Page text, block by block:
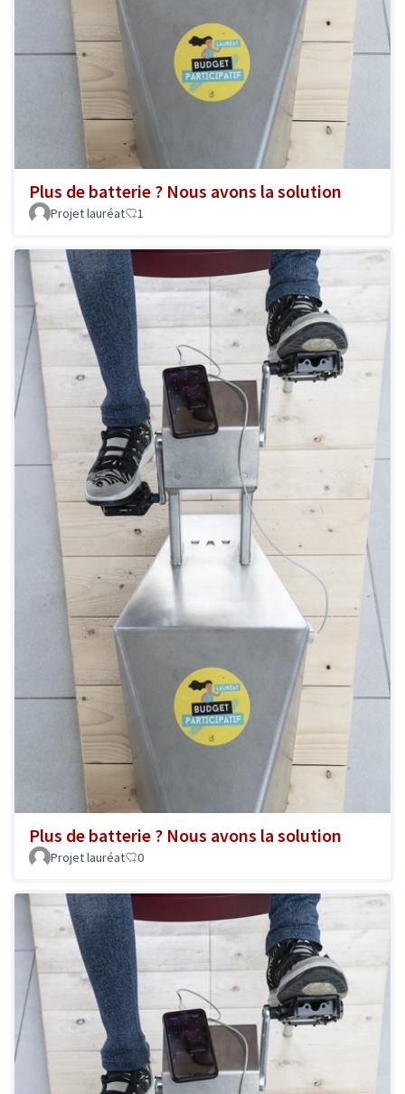
Plus de batterie ? Nous avons la solution
Projet lauréat 1
Plus de batterie ? Nous avons la solution
Projet lauréat 0